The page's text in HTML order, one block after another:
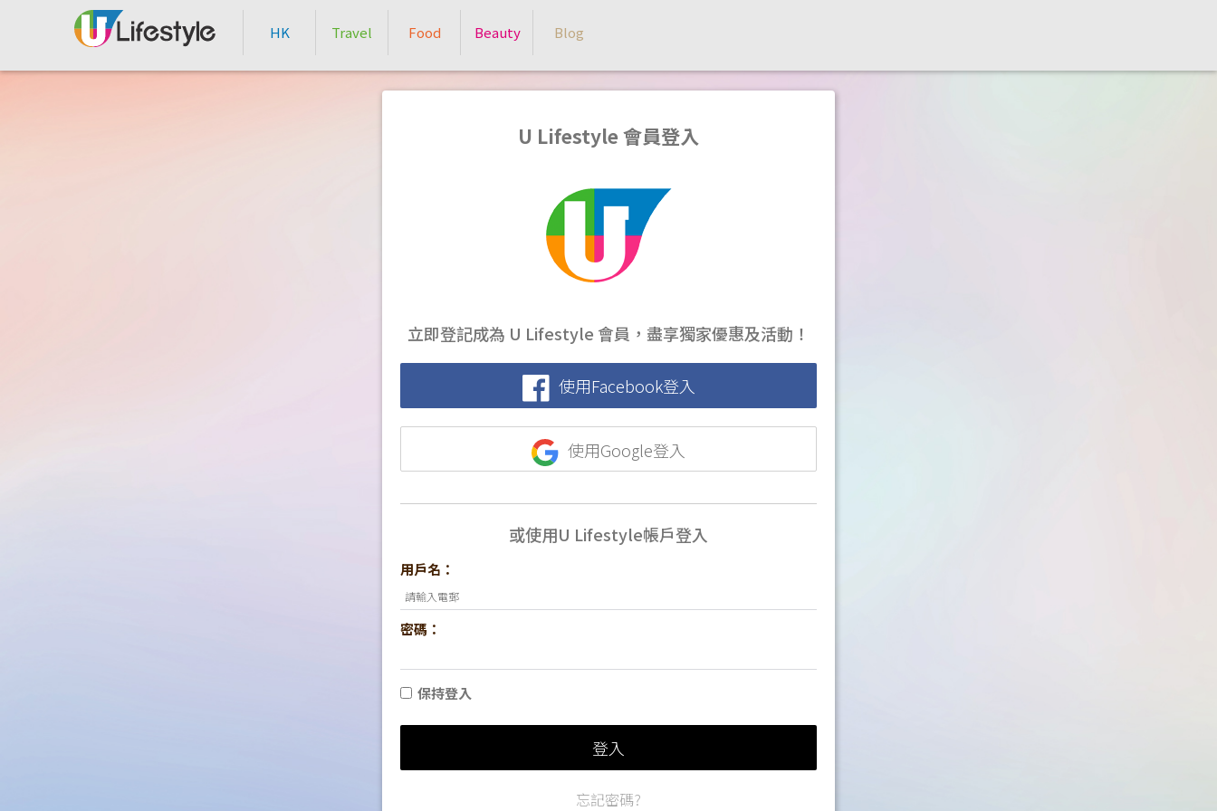
HK Travel Food Beauty Blog
U Lifestyle 會員登入
立即登記成為 U Lifestyle 會員，盡享獨家優惠及活動！
使用Facebook登入
使用Google登入
或使用U Lifestyle帳戶登入
用戶名：
密碼：
保持登入
登入
忘記密碼?